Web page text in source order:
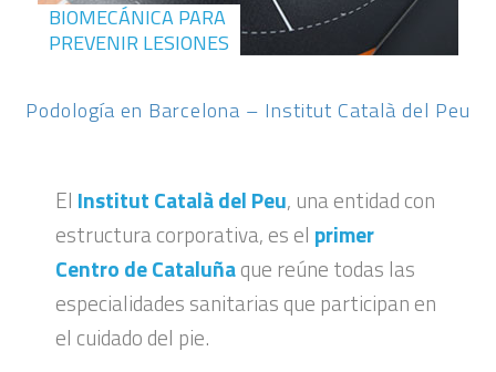
BIOMECÁNICA PARA
PREVENIR LESIONES
Podología en Barcelona – Institut Català del Peu
El Institut Català del Peu, una entidad con
estructura corporativa, es el primer
Centro de Cataluñaque reúne todas las
especialidades sanitarias que participan en
el cuidado del pie.